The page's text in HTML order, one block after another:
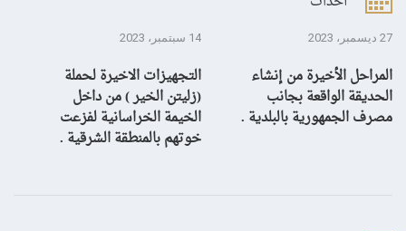
27 ديسمبر، 2023
المراحل الأخيرة من إنشاء
الحديقة الواقعة بجانب
مصرف الجمهورية بالبلدية .
14 سبتمبر، 2023
التجهيزات الاخيرة لحملة
(زليتن الخير ) من داخل
الخيمة الخراسانية لفزعت
خوتهم بالمنطقة الشرقية .